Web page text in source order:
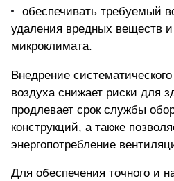
обеспечивать требуемый
удаления вредных веществ
микроклимата.
Внедрение
воздуха снижает риски для
продлевает срок службы
конструкций, а также
энергопотребление
Для обеспечения точного и